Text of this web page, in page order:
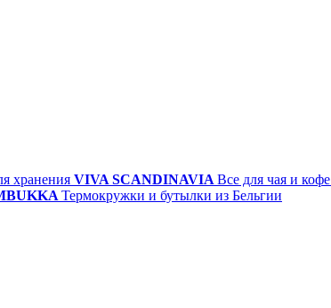
хранения VIVA SCANDINAVIA Все для чая и кофе
Термокружки и бутылки из Бельгии